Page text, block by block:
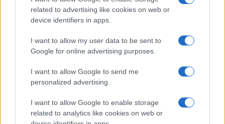
related to advertising like cookies on web or
device identifiers in apps.
I want to allow my user data to be sent to
Google for online advertising purposes.
I want to allow Google to send me
personalized advertising.
I want to allow Google to enable storage
related to analytics like cookies on web or
Continua a leggere
MILANOCORTINA26 (I LUOGHI)